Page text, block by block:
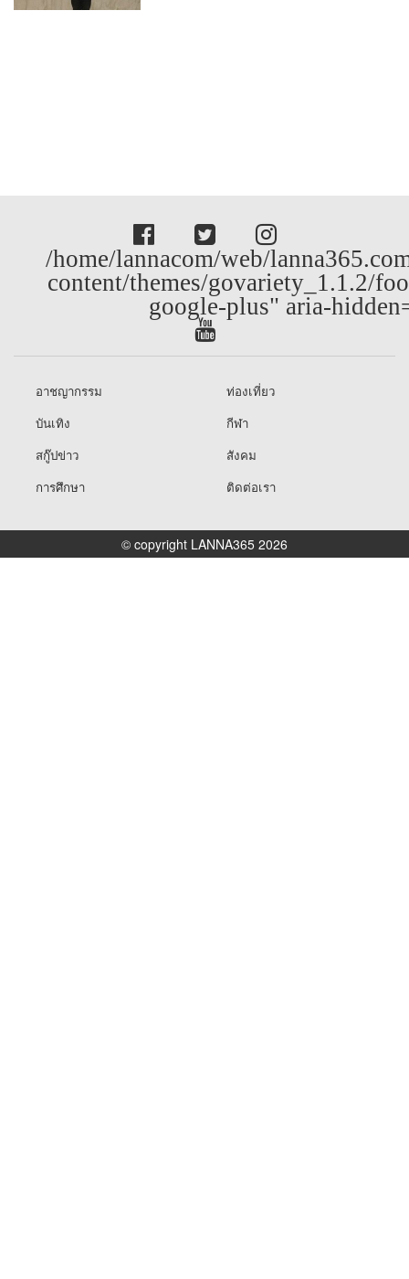
/home/lannacom/web/
content/themes/govariety_1.1.2/
google-plus" aria-
อาชญากรรม
ท่องเที่ยว
บันเทิง
กีฬา
สกู๊ปข่าว
สังคม
การศึกษา
ติดต่อเรา
© copyright LANNA365 2026